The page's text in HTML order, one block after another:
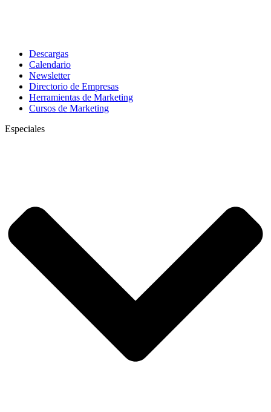
Descargas
Calendario
Newsletter
Directorio de Empresas
Herramientas de Marketing
Cursos de Marketing
Especiales